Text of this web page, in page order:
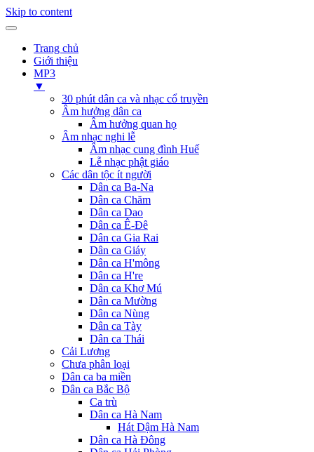
Skip to content
Trang chủ
Giới thiệu
MP3
▼
30 phút dân ca và nhạc cổ truyền
Âm hưởng dân ca
Âm hưởng quan họ
Âm nhạc nghi lễ
Âm nhạc cung đình Huế
Lễ nhạc phật giáo
Các dân tộc ít người
Dân ca Ba-Na
Dân ca Chăm
Dân ca Dao
Dân ca Ê-Đê
Dân ca Gia Rai
Dân ca Giáy
Dân ca H'mông
Dân ca H're
Dân ca Khơ Mú
Dân ca Mường
Dân ca Nùng
Dân ca Tày
Dân ca Thái
Cải Lương
Chưa phân loại
Dân ca ba miền
Dân ca Bắc Bộ
Ca trù
Dân ca Hà Nam
Hát Dậm Hà Nam
Dân ca Hà Đông